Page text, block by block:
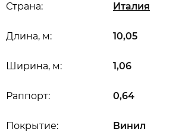
Длина, м: 10,05
Ширина, м: 1,06
Раппорт: 0,64
Покрытие: Винил
Страна: Италия